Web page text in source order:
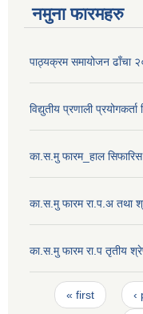
नमुना फारमहरु
पाठ्यक्रम समायोजन ढाँचा
विद्युतीय प्रणाली
का.स.मु फारम_हाल
का.स.मु फारम रा.प.अ तथा
का.स.मु फारम रा.प तृतीय
Pages
« first ‹